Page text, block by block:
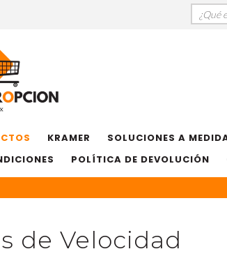
KRAMER SOLUCIONES A
POLÍTICA DE DEVOLUCIÓN
de Velocidad